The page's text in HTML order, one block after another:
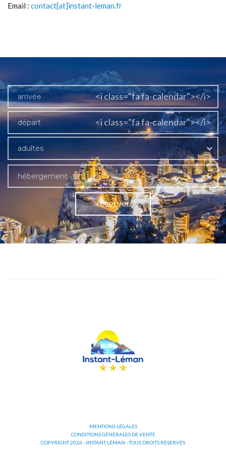
Email : contact[at]instant-leman.fr
<i class="fa fa-calendar"></i>
<i class="fa fa-calendar"></i>
adultes
hébergement
réserver
MENTIONS LÉGALES
CONDITIONS GÉNÉRALES DE VENTE
COPYRIGHT 2026 - INSTANT LÉMAN - TOUS DROITS RÉSERVÉS